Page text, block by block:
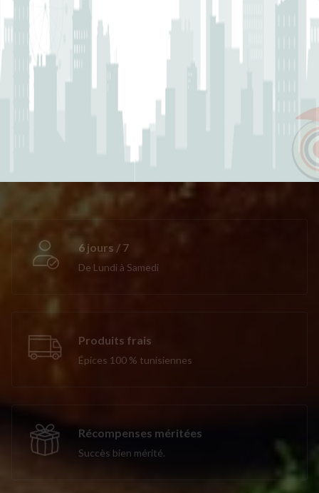
6 jours / 7
De Lundi à Samedi
Produits frais
Épices 100 % tunisiennes
Récompenses méritées
Succès bien mérité.